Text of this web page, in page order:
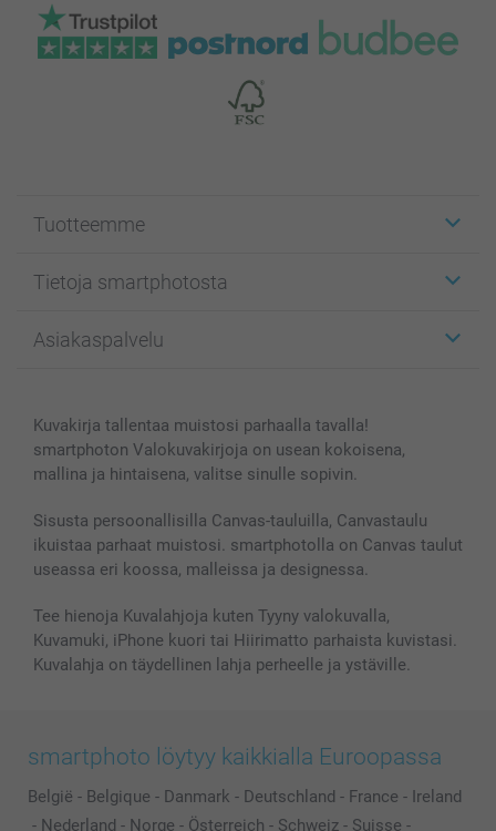
Tuotteemme
Kuvakortit
Kuvakirjat
Kännykkä & Tabletti
MyNameBook
Valokuvakehykset & Lisätarvikkeet
Lahjakortti
Kaikki kuvatuotteet
Tietoja smartphotosta
Affiliate ohjelma
Sivukartta
Ehdot/takuut
Asiakaspalvelu
smartbonus
Hinnat & maksutavat
Kuvakirja tallentaa muistosi parhaalla tavalla!
smartphoton Valokuvakirjoja on usean kokoisena,
mallina ja hintaisena, valitse sinulle sopivin.
Sisusta persoonallisilla Canvas-tauluilla, Canvastaulu
ikuistaa parhaat muistosi. smartphotolla on Canvas taulut
useassa eri koossa, malleissa ja designessa.
Tee hienoja Kuvalahjoja kuten Tyyny valokuvalla,
Kuvamuki, iPhone kuori tai Hiirimatto parhaista kuvistasi.
Kuvalahja on täydellinen lahja perheelle ja ystäville.
smartphoto löytyy kaikkialla Euroopassa
België - Belgique - Danmark - Deutschland - France - Ireland
- Nederland - Norge - Österreich - Schweiz - Suisse -